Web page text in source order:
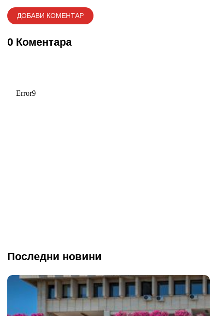
0 Коментара
Последни новини